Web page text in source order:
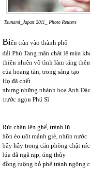
Tsunami_Japan 2011_ Photo Reuters
Biển tràn vào thành phố
dải Phù Tang mặn chát lệ mùa
thiên nhiên vô tình làm tăng
của hoang tàn, trong sáng tạo
Họ đã chết
nhưng những nhành hoa Anh
trước ngọn Phú Sĩ
Rút chân lên ghế, tránh lũ
hồn èo uột mảnh giẻ, nhũn nước
bầy hầy trong căn phòng chật
lúa đã ngã rạp, úng thủy
đồng ruộng bỏ phế tránh ngông